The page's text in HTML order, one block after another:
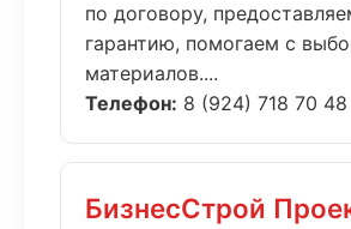
по договору,
гарантию, помогаем с
материалов....
Телефон: 8 (924) 718 70 48
БизнесСтрой